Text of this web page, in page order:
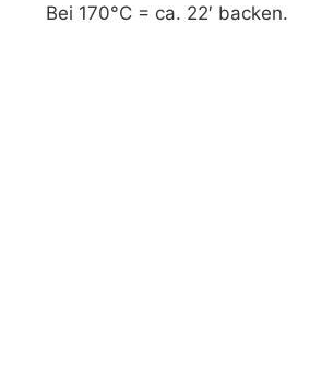
Bei 170°C = ca. 22′ backen.